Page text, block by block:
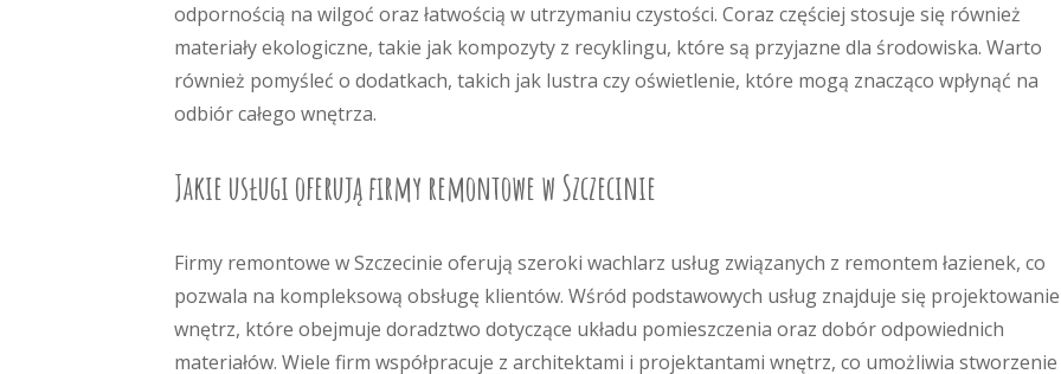
odpornością na wilgoć oraz łatwością w utrzymaniu czystości. Coraz częściej stosuje się również
materiały ekologiczne, takie jak kompozyty z recyklingu, które są przyjazne dla środowiska. Warto
również pomyśleć o dodatkach, takich jak lustra czy oświetlenie, które mogą znacząco wpłynąć na
odbiór całego wnętrza.
Jakie usługi oferują firmy remontowe w Szczecinie
Firmy remontowe w Szczecinie oferują szeroki wachlarz usług związanych z remontem łazienek, co
pozwala na kompleksową obsługę klientów. Wśród podstawowych usług znajduje się projektowanie
wnętrz, które obejmuje doradztwo dotyczące układu pomieszczenia oraz dobór odpowiednich
materiałów. Wiele firm współpracuje z architektami i projektantami wnętrz, co umożliwia stworzenie